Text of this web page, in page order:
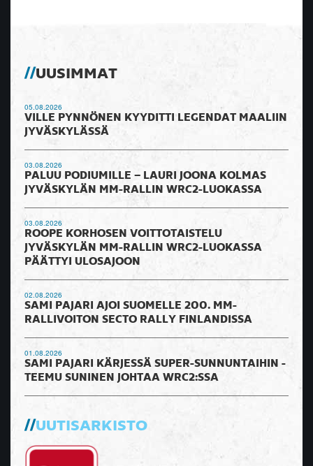
UUSIMMAT
05.08.2026
VILLE PYNNÖNEN KYYDITTI LEGENDAT MAALIIN
JYVÄSKYLÄSSÄ
03.08.2026
PALUU PODIUMILLE – LAURI JOONA KOLMAS
JYVÄSKYLÄN MM-RALLIN WRC2-LUOKASSA
03.08.2026
ROOPE KORHOSEN VOITTOTAISTELU
JYVÄSKYLÄN MM-RALLIN WRC2-LUOKASSA
PÄÄTTYI ULOSAJOON
02.08.2026
SAMI PAJARI AJOI SUOMELLE 200. MM-
RALLIVOITON SECTO RALLY FINLANDISSA
01.08.2026
SAMI PAJARI KÄRJESSÄ SUPER-SUNNUNTAIHIN -
TEEMU SUNINEN JOHTAA WRC2:SSA
UUTISARKISTO